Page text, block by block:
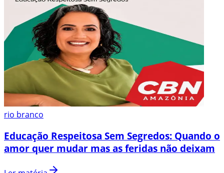
rio branco
Educação Respeitosa Sem Segredos: Quando o
amor quer mudar mas as feridas não deixam